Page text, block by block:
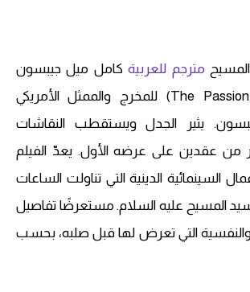
مترجم للعربيةكامل ميل جيبسون
(The Passion of the Christ) للمخرج والممثل الأمريكي
يثير الجدل ويستقطب النقاشات
من عقدين على عرضه الأول. يعدّ الفيلم
السينمائية الدينية التي تناولت الساعات
المسيح عليه السلام. مستعرضًا تفاصيل
والنفسية التي تعرض لها قبل صلبه، بحسب